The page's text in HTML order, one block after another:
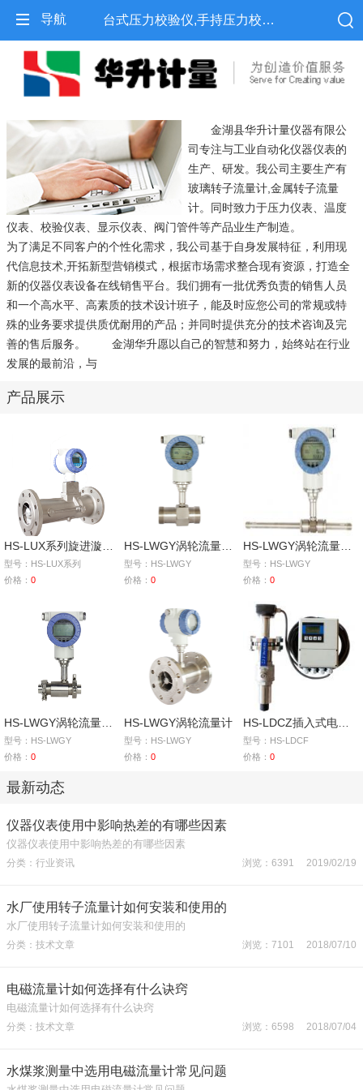
导航 台式压力校验仪,手持压力校验仪,便携式压力校验仪-金湖县华升计量仪器有限公司
金湖县华升计量仪器有限公
司专注与工业自动化仪器仪表的
生产、研发。我公司主要生产有
玻璃转子流量计,金属转子流量
计。同时致力于压力仪表、温度
仪表、校验仪表、显示仪表、阀门管件等产品业生产制造。
为了满足不同客户的个性化需求，我公司基于自身发展特征，利用现
代信息技术,开拓新型营销模式，根据市场需求整合现有资源，打造全
新的仪器仪表设备在线销售平台。我们拥有一批优秀负责的销售人员
和一个高水平、高素质的技术设计班子，能及时应您公司的常规或特
殊的业务要求提供质优耐用的产品；并同时提供充分的技术咨询及完
善的售后服务。 金湖华升愿以自己的智慧和努力，始终站在行业
发展的最前沿，与
产品展示
型号：HS-LUX系列
价格： 0
HS-LWGY涡轮流量计（螺纹连接）
型号：HS-LWGY
价格： 0
型号：HS-LWGY
价格：0
型号：HS-LWGY
价格： 0
HS-LWGY涡轮流量计
型号：HS-LWGY
价格： 0
型号：HS-LDCF
价格：0
最新动态
仪器仪表使用中影响热差的有哪些因素
仪器仪表使用中影响热差的有哪些因素
分类：行业资讯 浏览：6391 2019/02/19
水厂使用转子流量计如何安装和使用的
水厂使用转子流量计如何安装和使用的
分类：技术文章 浏览：7101 2018/07/10
电磁流量计如何选择有什么诀窍
电磁流量计如何选择有什么诀窍
分类：技术文章 浏览：6598 2018/07/04
水煤浆测量中选用电磁流量计常见问题